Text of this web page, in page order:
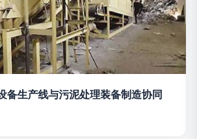
备生产线与污泥处理装备制造协同